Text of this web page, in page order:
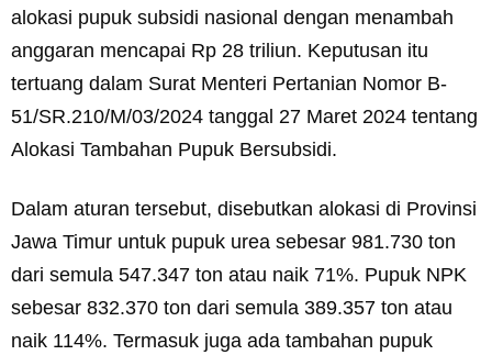
alokasi pupuk subsidi nasional dengan menambah
anggaran mencapai Rp 28 triliun. Keputusan itu
tertuang dalam Surat Menteri Pertanian Nomor B-
51/SR.210/M/03/2024 tanggal 27 Maret 2024 tentang
Alokasi Tambahan Pupuk Bersubsidi.
Dalam aturan tersebut, disebutkan alokasi di Provinsi
Jawa Timur untuk pupuk urea sebesar 981.730 ton
dari semula 547.347 ton atau naik 71%. Pupuk NPK
sebesar 832.370 ton dari semula 389.357 ton atau
naik 114%. Termasuk juga ada tambahan pupuk